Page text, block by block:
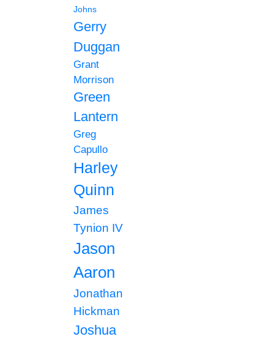
Johns
Gerry
Duggan
Grant
Morrison
Green
Lantern
Greg
Capullo
Harley
Quinn
James
Tynion IV
Jason
Aaron
Jonathan
Hickman
Joshua